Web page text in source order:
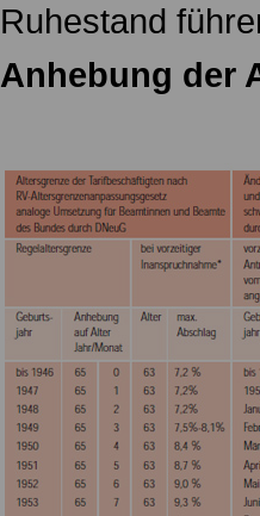
Ruhestand
Anhebung der